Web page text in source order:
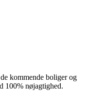
kommende boliger og
100% nøjagtighed.